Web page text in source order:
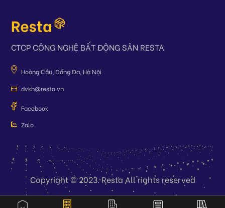
CTCP CÔNG NGHỆ BẤT ĐỘNG SẢN RESTA
Hoàng Cầu, Đống Đa, Hà Nội
dvkh@resta.vn
Facebook
Zalo
Copyright © 2023. Resta All rights reserved